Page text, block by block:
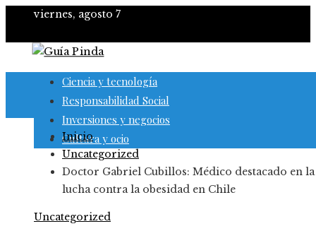
viernes, agosto 7
Ciencia y tecnología
Responsabilidad Social
Inversiones y negocios
Cultura y ocio
Inicio
Uncategorized
Doctor Gabriel Cubillos: Médico destacado en la
lucha contra la obesidad en Chile
Uncategorized